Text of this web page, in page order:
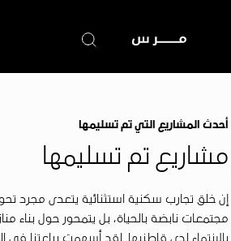
أحدث المشاريع التي تم تسليمها
مشاريع تم تسليمها
إن خلق تجارب سكنية استثنائية يتعدى مجرد
مجتمعات نابضة بالحياة، بل يتمحور حول بناء